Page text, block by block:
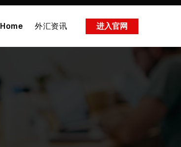
Home 外汇资讯 进入官网